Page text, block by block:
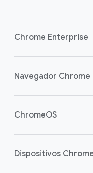
Chrome Enterprise
Seguridad
Navegador Chrome
Descripción general
ChromeOS
Descripción general
Dispositivos